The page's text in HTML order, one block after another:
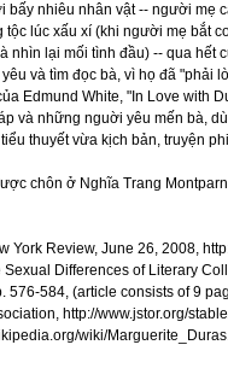
bấy nhiêu nhân vật -- người mẹ
lúc xấu xí (khi người mẹ bắt
nhìn lại mối tình đầu) -- qua hết
và tìm đọc bà, vì họ đã "phải
Edmund White, "In Love with
và những nguời yêu mến bà,
thuyết vừa kịch bản, truyện
chôn ở Nghĩa Trang
York Review, June 26, 2008,
Differences of Literary
576-584, (article consists of 9
http://www.jstor.org/
wiki/